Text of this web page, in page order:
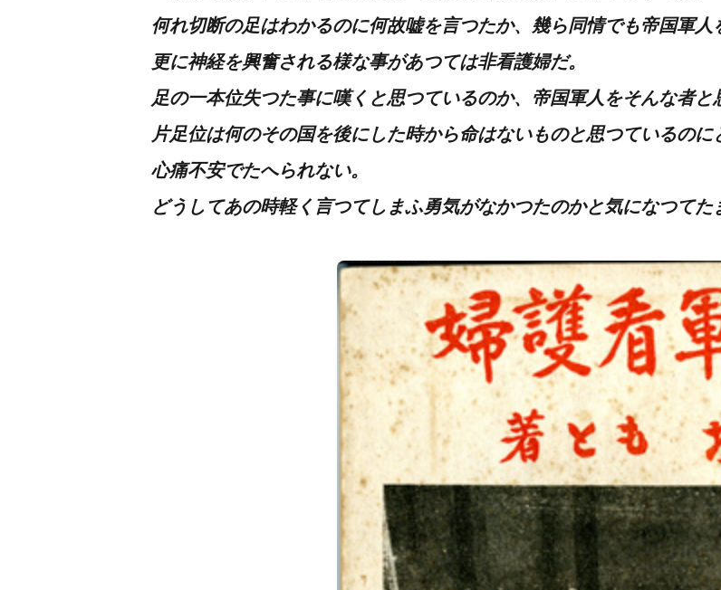
何れ切断の足はわかるのに何故嘘を言つたか、幾ら同情でも帝国軍
更に神経を興奮される様な事があつては非看護婦だ。
足の一本位失つた事に嘆くと思つているのか、帝国軍人をそんな者と
片足位は何のその国を後にした時から命はないものと思つているの
心痛不安でたへられない。
どうしてあの時軽く言つてしまふ勇気がなかつたのかと気になつて